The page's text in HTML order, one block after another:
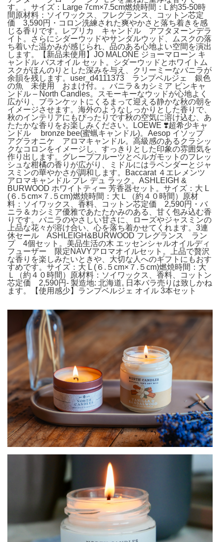
す。。サイズ：Large 7cm×7.5cm燃焼時間：L 約35-50時
間原材料：ソイワックス、フレグランス、コットン芯定
価 3,590円・コロン洗練された爽やかさと落ち着きを感
じる香りです。レプリカ キャンドル アフタヌーンデラ
イト。さらにシダーウッドやサンダルウッド、ムスクの落
ち着いた温かみが感じられ、品のある心地よい空間を演出
します。【新品未使用】JO MALONE ジョーマローン キ
ャンドル バスオイル セット。シダーウッドとホワイトム
スクがほんのりとした深みを与え、クリーミーなバニラが
余韻を残します。user_d4111373 ランプベルジェ 銀色
の魚 未使用 おまけ付。。バニラ＆カシミア ビンキャ
ンドル – North Candles。スモーキーなウッドが心地よく
広がり、ブランケットにくるまって迎える静かな秋の朝を
イメージさせます。海外のようなしっかりとした香りで、
秋のインテリアにもぴったりです秋の空気に溶け込む、あ
たたかな香りをお楽しみください。LOEWE ❣️超希少キャ
ンドル bronze bee(蜜蝋キャンドル)。Aesop イソップ
アグラオニケ アロマキャンドル。高級感のあるクラシッ
クなコロンをイメージし、すっきりとした印象の雰囲気を
作り出します。グレープフルーツとベルガモットのフレッ
シュな柑橘の香りが広がり、ミドルにはラベンダーとジャ
スミンの華やかさが調和します。Baccarat ４エレメンツ
アロマキャンドル プレ デュ ラック。ASHLEIGH &
BURWOOD ホワイトティー 芳香器セット。サイズ：大 L
(６.５cm×７.５cm)燃焼時間：大Ｌ（約４０時間）原材
料：ソイワックス、香料、コットン芯定価 2,590円・バ
ニラ＆カシミア優雅であたたかみのある、甘く包み込む香
りです。バニラのやさしい甘さに、ローズやジャスミンの
上品な花々が溶け合い、心を落ち着かせてくれます。3連
休セール ASHLEIGH&BURWOOD フレグランス ラン
プ 4個セット。美品生活の木 エッセンシャルオイルディ
フューザー 限定NAVYアロマオイルセット。上品で贅沢
な香りを楽しみたいときや、大切な人へのギフトにもおす
すめです。サイズ：大 L (６.５cm×７.５cm)燃焼時間：大
Ｌ（約４０時間）原材料：ソイワックス、香料、コットン
芯定価 2,590円- 製造地: 北海道, 日本バラ売りは致しかね
ます。【使用感少】ランプベルジェ オイル 3本セット